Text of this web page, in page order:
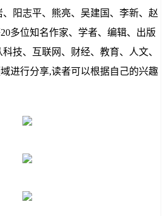
阳志平、熊亮、吴建国、李新、赵
多位知名作家、学者、编辑、出版
技、互联网、财经、教育、人文、
进行分享,读者可以根据自己的兴趣